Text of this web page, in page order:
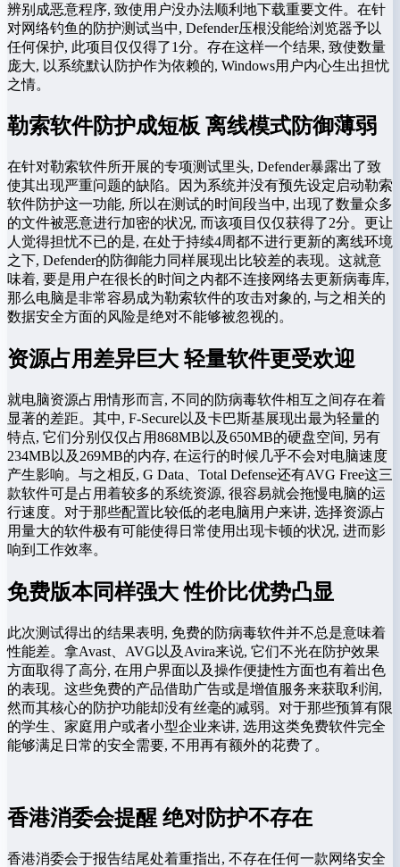
辨别成恶意程序, 致使用户没办法顺利地下载重要文件。在针
对网络钓鱼的防护测试当中, Defender压根没能给浏览器予以
任何保护, 此项目仅仅得了1分。存在这样一个结果, 致使数量
庞大, 以系统默认防护作为依赖的, Windows用户内心生出担忧
之情。
勒索软件防护成短板 离线模式防御薄弱
在针对勒索软件所开展的专项测试里头, Defender暴露出了致
使其出现严重问题的缺陷。因为系统并没有预先设定启动勒索
软件防护这一功能, 所以在测试的时间段当中, 出现了数量众多
的文件被恶意进行加密的状况, 而该项目仅仅获得了2分。更让
人觉得担忧不已的是, 在处于持续4周都不进行更新的离线环境
之下, Defender的防御能力同样展现出比较差的表现。这就意
味着, 要是用户在很长的时间之内都不连接网络去更新病毒库,
那么电脑是非常容易成为勒索软件的攻击对象的, 与之相关的
数据安全方面的风险是绝对不能够被忽视的。
资源占用差异巨大 轻量软件更受欢迎
就电脑资源占用情形而言, 不同的防病毒软件相互之间存在着
显著的差距。其中, F-Secure以及卡巴斯基展现出最为轻量的
特点, 它们分别仅仅占用868MB以及650MB的硬盘空间, 另有
234MB以及269MB的内存, 在运行的时候几乎不会对电脑速度
产生影响。与之相反, G Data、Total Defense还有AVG Free这三
款软件可是占用着较多的系统资源, 很容易就会拖慢电脑的运
行速度。对于那些配置比较低的老电脑用户来讲, 选择资源占
用量大的软件极有可能使得日常使用出现卡顿的状况, 进而影
响到工作效率。
免费版本同样强大 性价比优势凸显
此次测试得出的结果表明, 免费的防病毒软件并不总是意味着
性能差。拿Avast、AVG以及Avira来说, 它们不光在防护效果
方面取得了高分, 在用户界面以及操作便捷性方面也有着出色
的表现。这些免费的产品借助广告或是增值服务来获取利润,
然而其核心的防护功能却没有丝毫的减弱。对于那些预算有限
的学生、家庭用户或者小型企业来讲, 选用这类免费软件完全
能够满足日常的安全需要, 不用再有额外的花费了。
香港消委会提醒 绝对防护不存在
香港消委会于报告结尾处着重指出, 不存在任何一款网络安全